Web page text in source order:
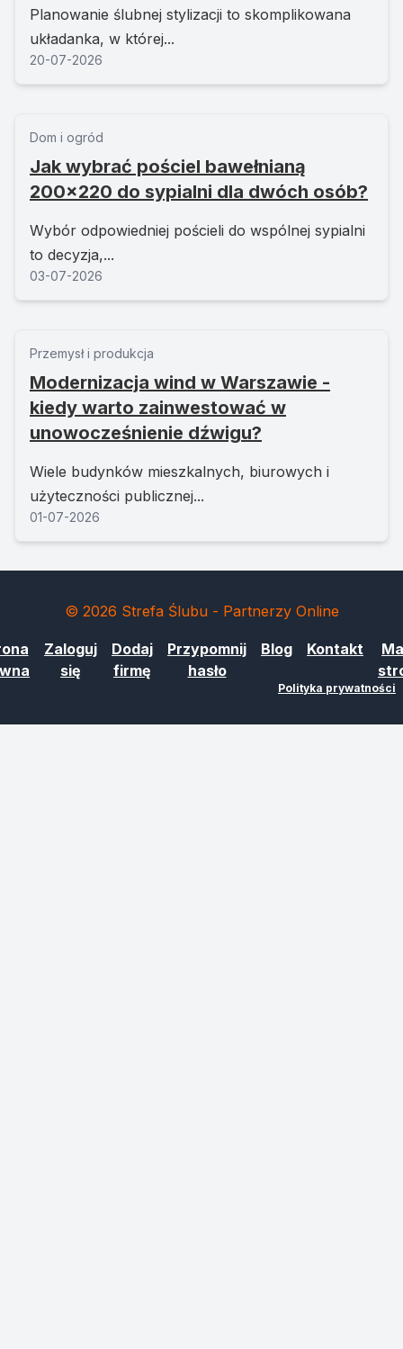
Planowanie ślubnej stylizacji to skomplikowana
układanka, w której...
20-07-2026
Dom i ogród
Jak wybrać pościel bawełnianą
200x220 do sypialni dla dwóch osób?
Wybór odpowiedniej pościeli do wspólnej sypialni
to decyzja,...
03-07-2026
Przemysł i produkcja
Modernizacja wind w Warszawie -
kiedy warto zainwestować w
unowocześnienie dźwigu?
Wiele budynków mieszkalnych, biurowych i
użyteczności publicznej...
01-07-2026
© 2026 Strefa Ślubu - Partnerzy Online
Zaloguj
się
Dodaj
firmę
Przypomnij
hasło
Blog Kontakt
Polityka prywatności